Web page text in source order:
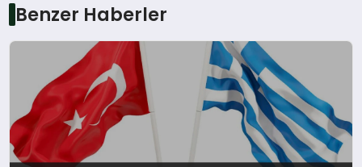
Benzer Haberler